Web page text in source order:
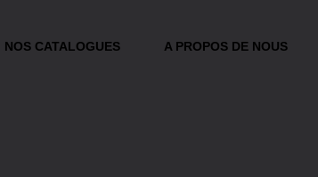
NOS CATALOGUES A PROPOS DE NOUS